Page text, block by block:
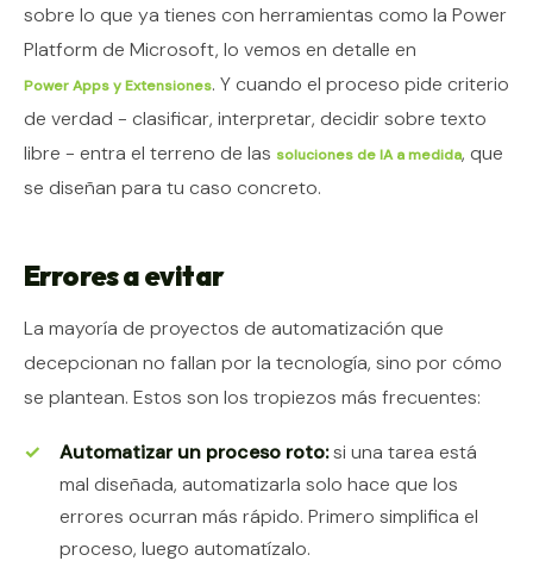
sobre lo que ya tienes con herramientas como la Power
Platform de Microsoft, lo vemos en detalle en
Power Apps y Extensiones. Y cuando el proceso pide criterio
de verdad - clasificar, interpretar, decidir sobre texto
libre - entra el terreno de las soluciones de IA a medida, que
se diseñan para tu caso concreto.
Errores a evitar
La mayoría de proyectos de automatización que
decepcionan no fallan por la tecnología, sino por cómo
se plantean. Estos son los tropiezos más frecuentes:
Automatizar un proceso roto:si una tarea está
mal diseñada, automatizarla solo hace que los
errores ocurran más rápido. Primero simplifica el
proceso, luego automatízalo.